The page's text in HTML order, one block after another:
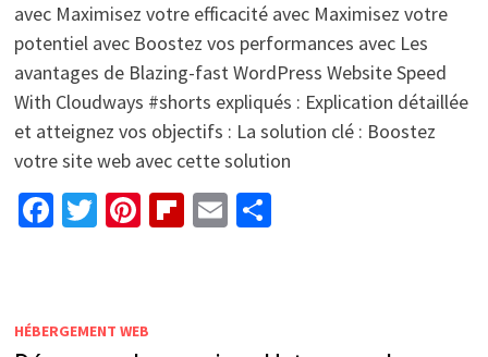
avec Maximisez votre efficacité avec Maximisez votre
potentiel avec Boostez vos performances avec Les
avantages de Blazing-fast WordPress Website Speed
With Cloudways #shorts expliqués : Explication détaillée
et atteignez vos objectifs : La solution clé : Boostez
votre site web avec cette solution
Facebook
Twitter
Pinterest
Flipboard
EmailPartager
HÉBERGEMENT WEB